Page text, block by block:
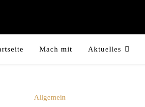
Mach mit Aktuelles
Allgemein